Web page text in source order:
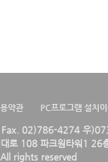
약관 PC프로그램 설치
02)786-4274 우
대로 108 파크원타워1 26
rights reserved